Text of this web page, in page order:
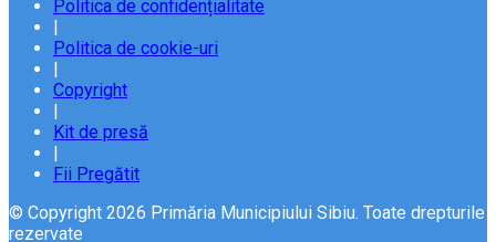
Politica de confidențialitate
Politica de cookie-uri
Copyright
Kit de presă
Fii Pregătit
© Copyright 2026 Primăria Municipiului Sibiu. Toate drepturile
rezervate